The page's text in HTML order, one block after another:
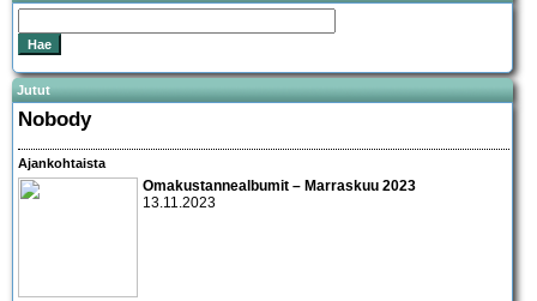
Jutut
Nobody
Ajankohtaista
Omakustannealbumit – Marraskuu 2023
13.11.2023